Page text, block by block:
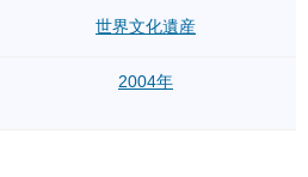
世界文化遺産
2004年